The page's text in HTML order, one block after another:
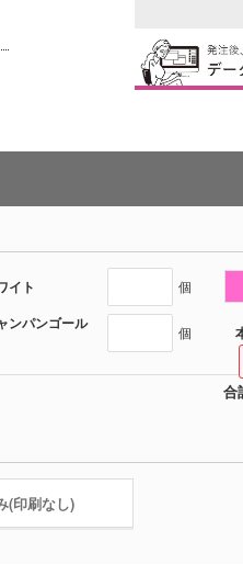
イト 個
ンパンゴール
個
合
(印刷なし)